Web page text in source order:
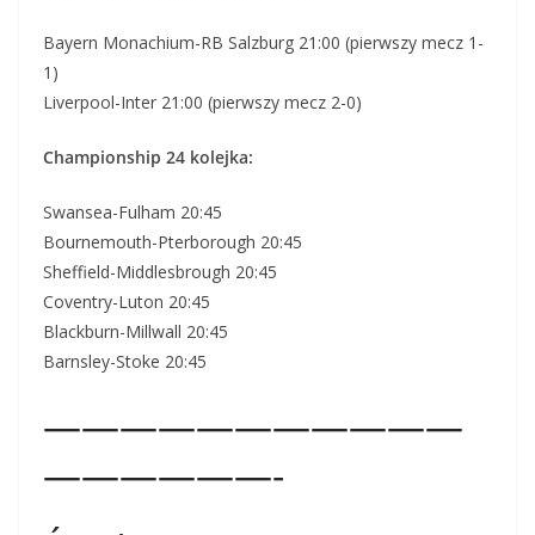
Bayern Monachium-RB Salzburg 21:00 (pierwszy mecz 1-
1)
Liverpool-Inter 21:00 (pierwszy mecz 2-0)
Championship 24 kolejka:
Swansea-Fulham 20:45
Bournemouth-Pterborough 20:45
Sheffield-Middlesbrough 20:45
Coventry-Luton 20:45
Blackburn-Millwall 20:45
Barnsley-Stoke 20:45
———————————
——————-